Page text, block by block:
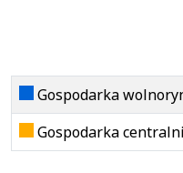
Gospodarka
Gospodarka